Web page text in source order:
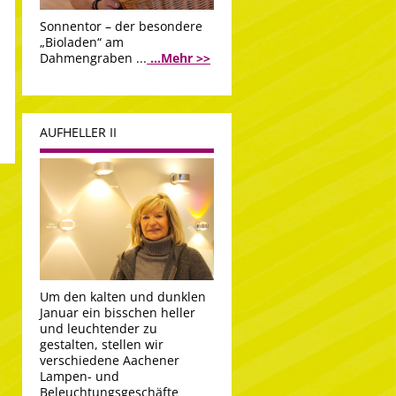
Sonnentor – der besondere
„Bioladen“ am
Dahmengraben ... ...Mehr >>
AUFHELLER II
Um den kalten und dunklen
Januar ein bisschen heller
und leuchtender zu
gestalten, stellen wir
verschiedene Aachener
Lampen- und
Beleuchtungsgeschäfte